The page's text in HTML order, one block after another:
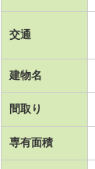
交通
建物名
間取り
専有面積